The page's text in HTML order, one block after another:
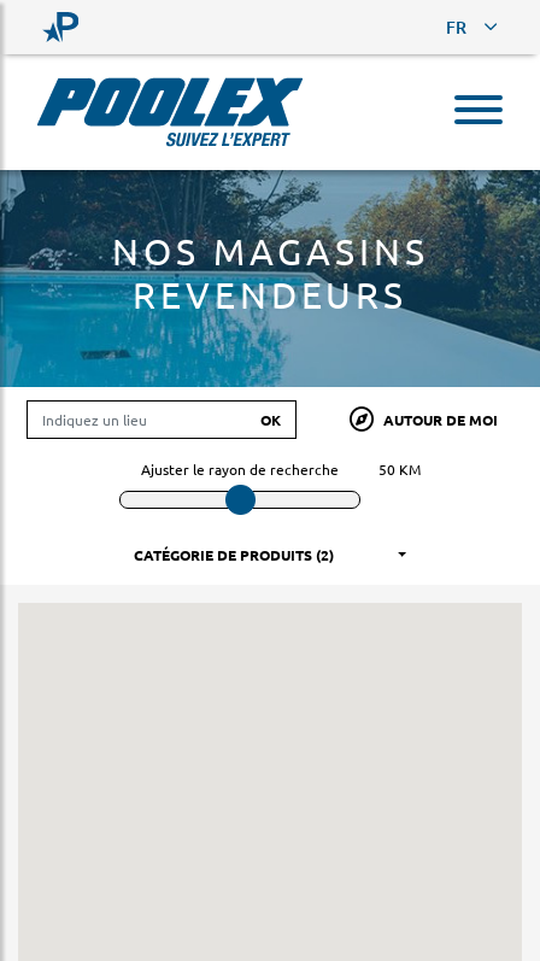
FR
NOS MAGASINS
REVENDEURS
OK AUTOUR DE MOI
Ajuster le rayon de recherche 50 KM
CATÉGORIE DE PRODUITS (2)